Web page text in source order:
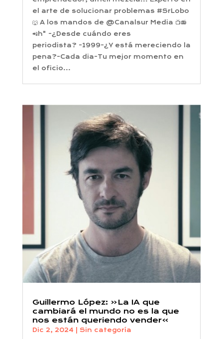
el arte de solucionar problemas #SrLobo
🐺 A los mandos de @Canalsur Media 📺📻
📲h" -¿Desde cuándo eres
periodista? -1999-¿Y está mereciendo la
pena?-Cada dia-Tu mejor momento en
el oficio...
Guillermo López: «La IA que
cambiará el mundo no es la que
nos están queriendo vender»
Dic 2, 2024 Sin categoría